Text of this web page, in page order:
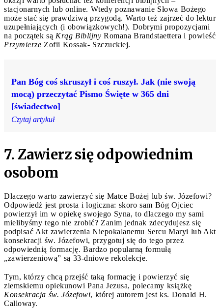
stacjonarnych lub online. Wtedy poznawanie Słowa Bożego
może stać się prawdziwą przygodą. Warto też zajrzeć do lektur
uzupełniających (i obowiązkowych!). Dobrymi propozycjami
na początek są Krąg Biblijny Romana Brandstaettera i powieść
Przymierze Zofii Kossak- Szczuckiej.
Pan Bóg coś skruszył i coś ruszył. Jak (nie swoją
mocą) przeczytać Pismo Święte w 365 dni
[świadectwo]
Czytaj artykuł
7. Zawierz się odpowiednim
osobom
Dlaczego warto zawierzyć się Matce Bożej lub św. Józefowi?
Odpowiedź jest prosta i logiczna: skoro sam Bóg Ojciec
powierzył im w opiekę swojego Syna, to dlaczego my sami
mielibyśmy tego nie zrobić? Zanim jednak zdecydujesz się
podpisać Akt zawierzenia Niepokalanemu Sercu Maryi lub Akt
konsekracji św. Józefowi, przygotuj się do tego przez
odpowiednią formację. Bardzo popularną formułą
„zawierzeniową” są 33-dniowe rekolekcje.
Tym, którzy chcą przejść taką formację i powierzyć się
ziemskiemu opiekunowi Pana Jezusa, polecamy książkę
Konsekracja św. Józefowi, której autorem jest ks. Donald H.
Calloway.